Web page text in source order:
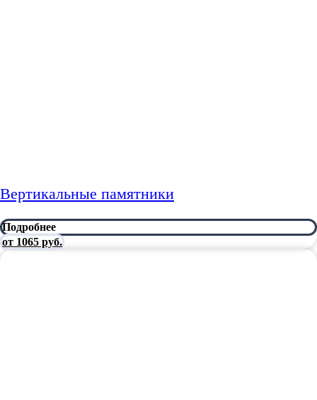
Вертикальные памятники
Подробнее
от 1065 руб.